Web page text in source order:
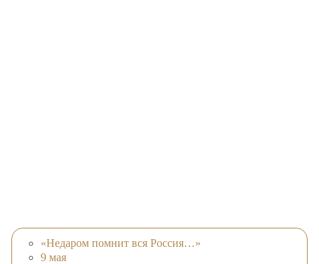
«Недаром помнит вся Россия…»
9 мая